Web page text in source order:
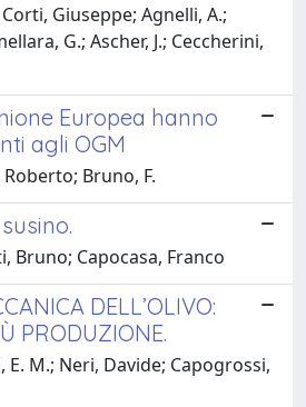
Corti, Giuseppe; Agnelli, A.;
G.; Ascher, J.; Ceccherini,
Europea hanno
agli OGM
Bruno, F.
Bruno; Capocasa, Franco
DELL’OLIVO:
PRODUZIONE.
E. M.; Neri, Davide; Capogrossi,